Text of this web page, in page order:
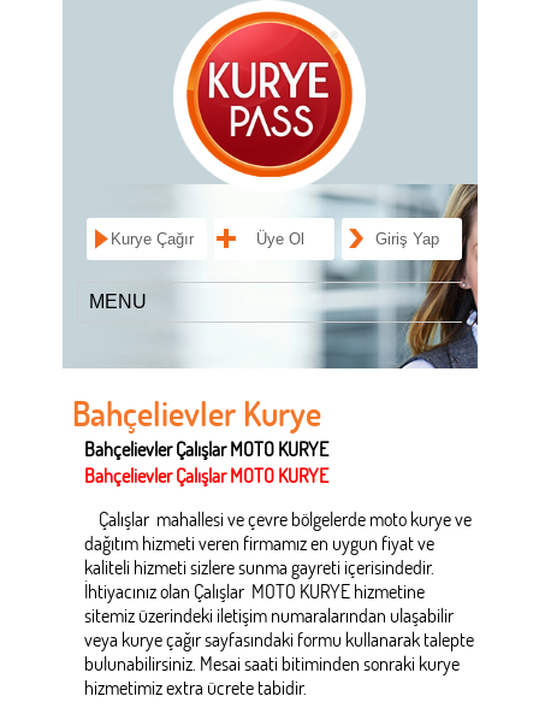
Kurye Çağır Üye Ol Giriş Yap
Bahçelievler Kurye
Bahçelievler Çalışlar MOTO KURYE
Bahçelievler Çalışlar MOTO KURYE
Çalışlar mahallesi ve çevre bölgelerde moto kurye ve
dağıtım hizmeti veren firmamız en uygun fiyat ve
kaliteli hizmeti sizlere sunma gayreti içerisindedir.
İhtiyacınız olan Çalışlar MOTO KURYE hizmetine
sitemiz üzerindeki iletişim numaralarından ulaşabilir
veya kurye çağır sayfasındaki formu kullanarak talepte
bulunabilirsiniz. Mesai saati bitiminden sonraki kurye
hizmetimiz extra ücrete tabidir.